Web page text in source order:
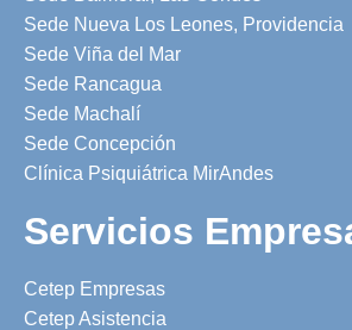
Sede Nueva Los Leones, Providencia
Sede Viña del Mar
Sede Rancagua
Sede Machalí
Sede Concepción
Clínica Psiquiátrica MirAndes
Servicios
Cetep Empresas
Cetep Asistencia